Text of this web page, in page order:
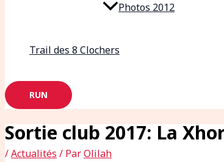
Photos 2012
Trail des 8 Clochers
RUN
Sortie club 2017: La
/Actualités / ParOlilah